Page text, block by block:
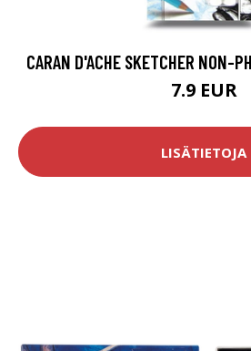
CARAN D'ACHE SKETCHER NON-
7.9 EUR
LISÄTIETOJA